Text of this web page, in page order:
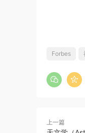
Forbes
上一篇